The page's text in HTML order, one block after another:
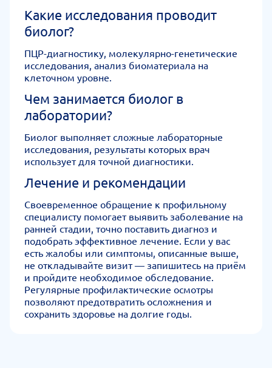
Какие исследования проводит
биолог?
ПЦР-диагностику, молекулярно-генетические
исследования, анализ биоматериала на
клеточном уровне.
Чем занимается биолог в
лаборатории?
Биолог выполняет сложные лабораторные
исследования, результаты которых врач
использует для точной диагностики.
Лечение и рекомендации
Своевременное обращение к профильному
специалисту помогает выявить заболевание на
ранней стадии, точно поставить диагноз и
подобрать эффективное лечение. Если у вас
есть жалобы или симптомы, описанные выше,
не откладывайте визит — запишитесь на приём
и пройдите необходимое обследование.
Регулярные профилактические осмотры
позволяют предотвратить осложнения и
сохранить здоровье на долгие годы.